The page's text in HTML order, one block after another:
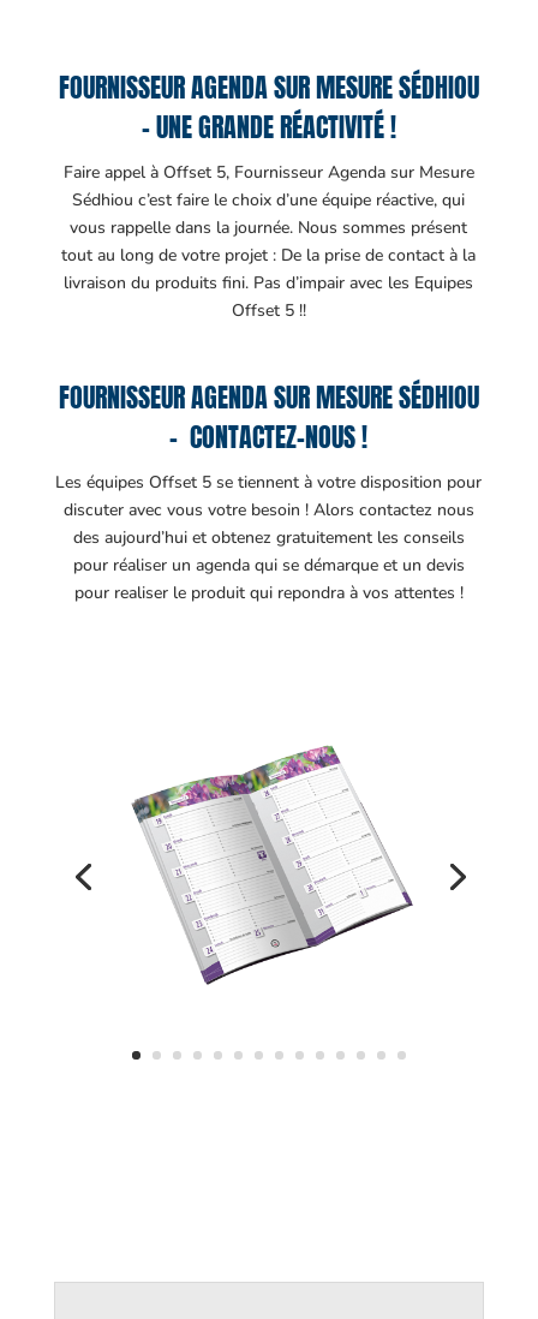
FOURNISSEUR AGENDA SUR MESURE SÉDHIOU
– UNE GRANDE RÉACTIVITÉ !
Faire appel à Offset 5, Fournisseur Agenda sur Mesure
Sédhiou c’est faire le choix d’une équipe réactive, qui
vous rappelle dans la journée. Nous sommes présent
tout au long de votre projet : De la prise de contact à la
livraison du produits fini. Pas d’impair avec les Equipes
Offset 5 !!
FOURNISSEUR AGENDA SUR MESURE SÉDHIOU
– CONTACTEZ-NOUS !
Les équipes Offset 5 se tiennent à votre disposition pour
discuter avec vous votre besoin ! Alors contactez nous
des aujourd’hui et obtenez gratuitement les conseils
pour réaliser un agenda qui se démarque et un devis
pour realiser le produit qui repondra à vos attentes !